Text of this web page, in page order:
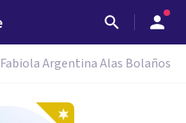
Fabiola Argentina Alas Bolaños